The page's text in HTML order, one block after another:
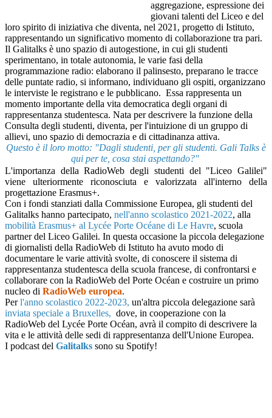
aggregazione, espressione dei
giovani talenti del Liceo e del
loro spirito di iniziativa che diventa, nel 2021, progetto di Istituto,
rappresentando un significativo momento di collaborazione tra pari.
Il Galitalks è uno spazio di autogestione, in cui gli studenti
sperimentano, in totale autonomia, le varie fasi della
programmazione radio: elaborano il palinsesto, preparano le tracce
delle puntate radio, si informano, individuano gli ospiti, organizzano
le interviste le registrano e le pubblicano. Essa rappresenta un
momento importante della vita democratica degli organi di
rappresentanza studentesca. Nata per descrivere la funzione della
Consulta degli studenti, diventa, per l'intuizione di un gruppo di
allievi, uno spazio di democrazia e di cittadinanza attiva.
Questo è il loro motto: "Dagli studenti, per gli studenti. Gali Talks è
qui per te, cosa stai aspettando?"
L'importanza della RadioWeb degli studenti del "Liceo Galilei"
viene ulteriormente riconosciuta e valorizzata all'interno della
progettazione Erasmus+.
Con i fondi stanziati dalla Commissione Europea, gli studenti del
Galitalks hanno partecipato, nell'anno scolastico 2021-2022, alla
mobilità Erasmus+ al Lycée Porte Océane di Le Havre, scuola
partner del Liceo Galilei. In questa occasione la piccola delegazione
di giornalisti della RadioWeb di Istituto ha avuto modo di
documentare le varie attività svolte, di conoscere il sistema di
rappresentanza studentesca della scuola francese, di confrontarsi e
collaborare con la RadioWeb del Porte Océan e costruire un primo
nucleo di RadioWeb europea.
Perl'anno scolastico 2022-2023, un'altra piccola delegazione sarà
inviata speciale a Bruxelles, dove, in cooperazione con la
RadioWeb del Lycée Porte Océan, avrà il compito di descrivere la
vita e le attività delle sedi di rappresentanza dell'Unione Europea.
I podcast del Galitalks sono su Spotify!